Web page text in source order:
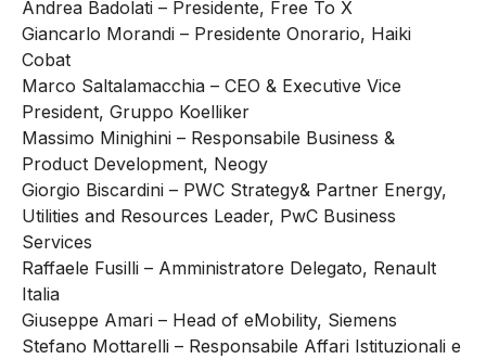
Andrea Badolati – Presidente, Free To X
Giancarlo Morandi – Presidente Onorario, Haiki
Cobat
Marco Saltalamacchia – CEO & Executive Vice
President, Gruppo Koelliker
Massimo Minighini – Responsabile Business &
Product Development, Neogy
Giorgio Biscardini – PWC Strategy& Partner Energy,
Utilities and Resources Leader, PwC Business
Services
Raffaele Fusilli – Amministratore Delegato, Renault
Italia
Giuseppe Amari – Head of eMobility, Siemens
Stefano Mottarelli – Responsabile Affari Istituzionali e